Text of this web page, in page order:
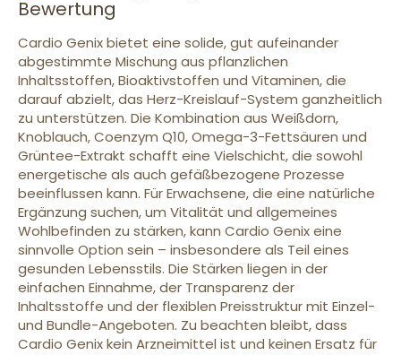
Bewertung
Cardio Genix bietet eine solide, gut aufeinander
abgestimmte Mischung aus pflanzlichen
Inhaltsstoffen, Bioaktivstoffen und Vitaminen, die
darauf abzielt, das Herz-Kreislauf-System ganzheitlich
zu unterstützen. Die Kombination aus Weißdorn,
Knoblauch, Coenzym Q10, Omega-3-Fettsäuren und
Grüntee-Extrakt schafft eine Vielschicht, die sowohl
energetische als auch gefäßbezogene Prozesse
beeinflussen kann. Für Erwachsene, die eine natürliche
Ergänzung suchen, um Vitalität und allgemeines
Wohlbefinden zu stärken, kann Cardio Genix eine
sinnvolle Option sein – insbesondere als Teil eines
gesunden Lebensstils. Die Stärken liegen in der
einfachen Einnahme, der Transparenz der
Inhaltsstoffe und der flexiblen Preisstruktur mit Einzel-
und Bundle-Angeboten. Zu beachten bleibt, dass
Cardio Genix kein Arzneimittel ist und keinen Ersatz für